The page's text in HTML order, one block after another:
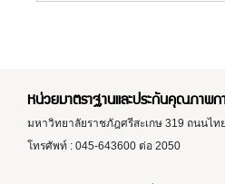
หน่วยมาตราฐานและประกันคุณภาพก
มหาวิทยาลัยราชภัฎศรีสะเกษ 319 ถนนไท
โทรศัพท์ : 045-643600 ต่อ 2050